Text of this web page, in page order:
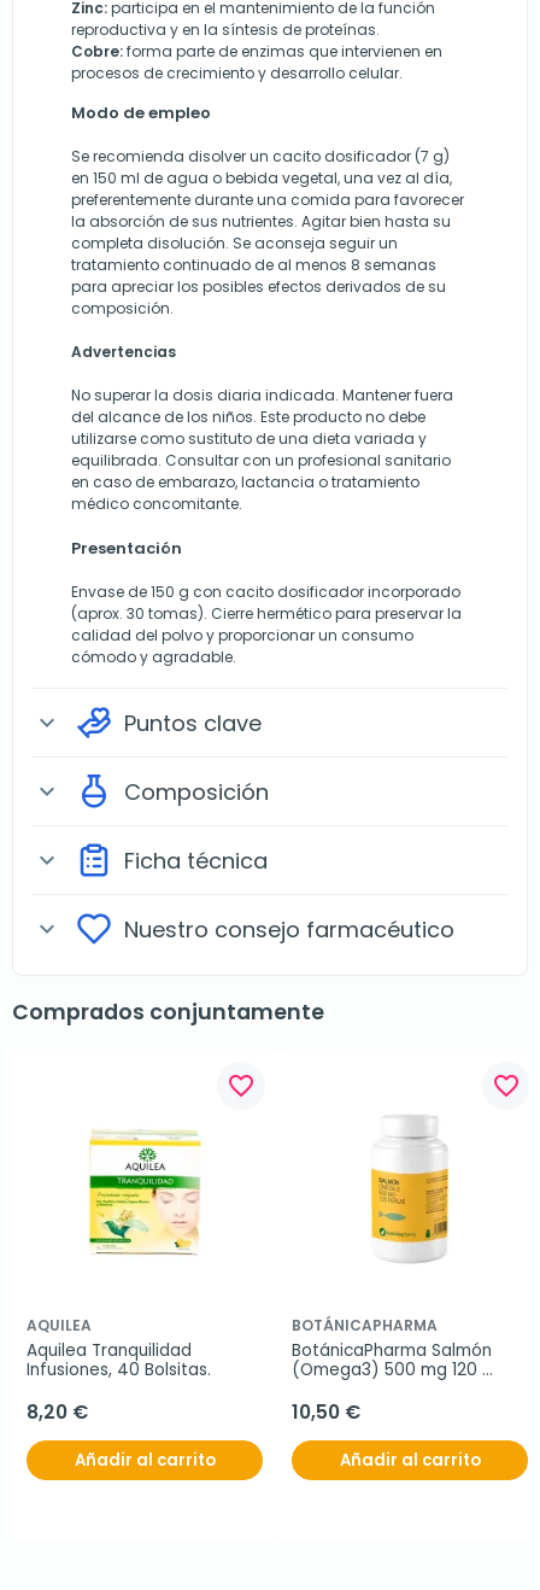
Zinc:participa en el mantenimiento de la función
reproductiva y en la síntesis de proteínas.
Cobre:forma parte de enzimas que intervienen en
procesos de crecimiento y desarrollo celular.
Modo de empleo
Se recomienda disolver un cacito dosificador (7 g)
en 150 ml de agua o bebida vegetal, una vez al día,
preferentemente durante una comida para favorecer
la absorción de sus nutrientes. Agitar bien hasta su
completa disolución. Se aconseja seguir un
tratamiento continuado de al menos 8 semanas
para apreciar los posibles efectos derivados de su
composición.
Advertencias
No superar la dosis diaria indicada. Mantener fuera
del alcance de los niños. Este producto no debe
utilizarse como sustituto de una dieta variada y
equilibrada. Consultar con un profesional sanitario
en caso de embarazo, lactancia o tratamiento
médico concomitante.
Presentación
Envase de 150 g con cacito dosificador incorporado
(aprox. 30 tomas). Cierre hermético para preservar la
calidad del polvo y proporcionar un consumo
cómodo y agradable.
expand_more Puntos clave
expand_more Composición
expand_more Ficha técnica
expand_more Nuestro consejo farmacéutico
Comprados conjuntamente
favorite_border
AQUILEA
Aquilea Tranquilidad
Infusiones, 40 Bolsitas.
8,20 €
Añadir al carrito
favorite_border
BOTÁNICAPHARMA
BotánicaPharma Salmón
(Omega3) 500 mg 120
10,50 €
Añadir al carrito